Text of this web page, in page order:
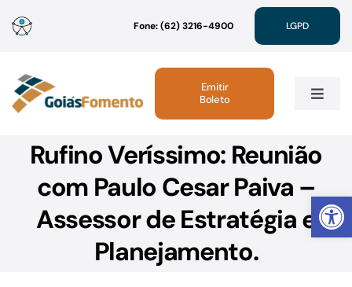
Abrir
para
conteúdo
Fone: (62) 3216-4900 LGPD
Toggle
Institucional
Atendimento
Emitir
Boleto
Rufino Veríssimo: Reunião
com Paulo Cesar Paiva –
Assessor de Estratégia e
Planejamento.